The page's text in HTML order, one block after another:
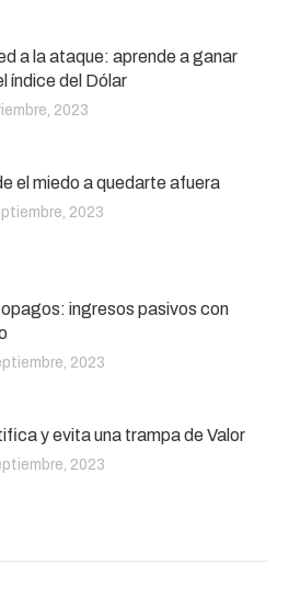
a la ataque: aprende a ganar
índice del Dólar
2023
el miedo a quedarte afuera
2023
ingresos pasivos con
2023
y evita una trampa de Valor
2023